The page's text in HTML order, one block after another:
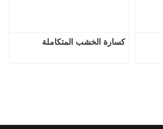
كسارة الخشب المتكاملة